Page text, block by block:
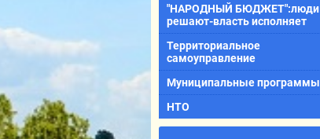
"НАРОДНЫЙ БЮДЖЕТ":люди
решают-власть исполняет
Территориальное
самоуправление
Муниципальные программы
НТО